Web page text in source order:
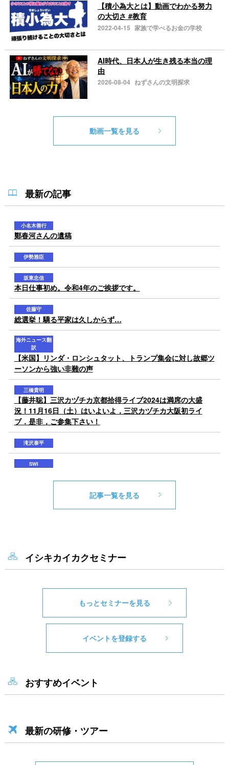
【積小為大とは】動画でわかる努力
の大切さ #教育
2022-04-15 家族で学べるお金の学校
AI時代、日本人が生き残る本当の理
由
2026-08-04 ねずさんの文明探求
動画一覧を見る
最新の記事
記事一覧を見る
イシキカイカクセミナー
もっとセミナーを見る
イベントを登録する
おすすめイベント
最新の研修・ツアー